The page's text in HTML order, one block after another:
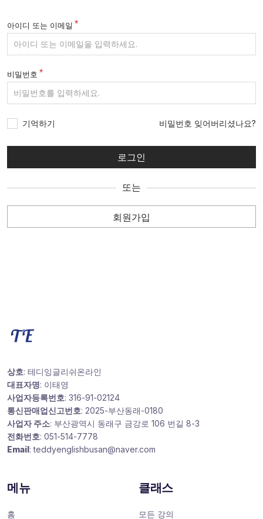
아이디 또는 이메일
비밀번호
기억하기 비밀번호 잊어버리셨나요?
또는
회원가입
상호: 테디잉글리쉬온라인
대표자명: 이태영
사업자등록번호: 316-91-02124
통신판매업신고번호: 2025-부산동래-0180
사업자 주소: 부산광역시 동래구 금강로 106 번길 8-3
전화번호: 051-514-7778
Email: teddyenglishbusan@naver.com
메뉴
홈
클래스
모든 강의